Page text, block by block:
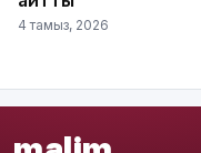
4 тамыз, 2026